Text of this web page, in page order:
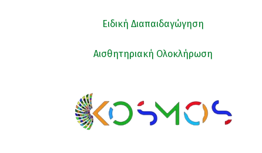
Ειδική Διαπαιδαγώγηση
Αισθητηριακή Ολοκλήρωση